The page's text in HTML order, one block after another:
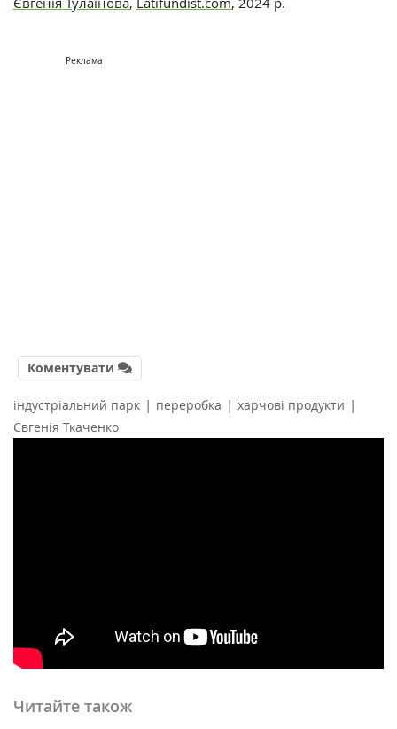
Реклама
Коментувати
індустріальний парк | переробка | харчові продукти |
Євгенія Ткаченко
Читайте також